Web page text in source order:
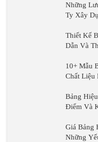
Những
Ty Xây
Thiết Kế
Dẫn Và
10+ Mẫu
Chất Liệu
Bảng
Điểm Và
Giá Bảng
Những